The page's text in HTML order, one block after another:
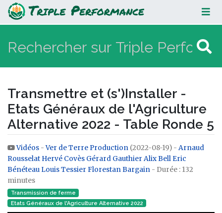
Transmettre et (s')Installer - Etats
Généraux de l'Agriculture
Alternative 2022 - Table Ronde 5
Transmettre et (s')Installer -
Etats Généraux de l'Agriculture
Alternative 2022 - Table Ronde 5
Aller à :navigation,rechercher
Vidéos -Ver de Terre Production (2022-08-19) - Arnaud
Rousselat Hervé Covès Gérard Gauthier Alix Bell Eric
Bénéteau Louis Tessier Florestan Bargain - Durée : 132
minutes
Transmission de ferme
Etats Généraux de l'Agriculture Alternative 2022